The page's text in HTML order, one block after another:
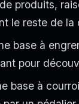
produits,
le reste de la
base à
pour
base à